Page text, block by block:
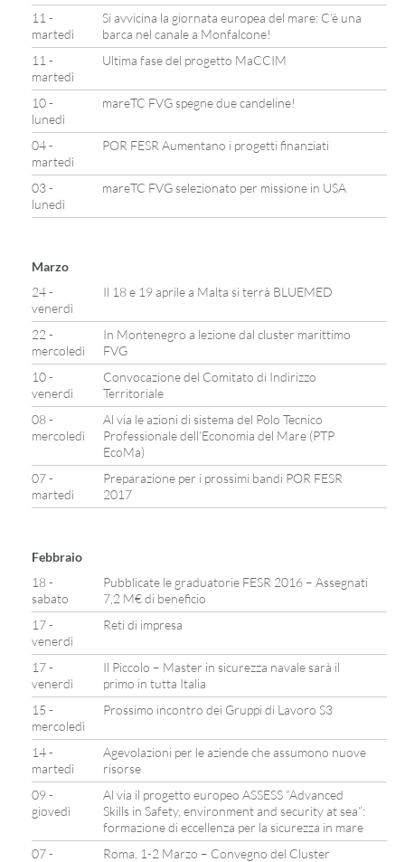
11 -
martedì
Si avvicina la giornata europea del mare: C’è una
barca nel canale a Monfalcone!
11 -
martedì
Ultima fase del progetto MaCCIM
10 -
lunedì
mareTC FVG spegne due candeline!
04 -
martedì
POR FESR Aumentano i progetti finanziati
03 -
lunedì
mareTC FVG selezionato per missione in USA
Marzo
24 -
venerdì
Il 18 e 19 aprile a Malta si terrà BLUEMED
22 -
mercoledì
In Montenegro a lezione dal cluster marittimo
FVG
10 -
venerdì
Convocazione del Comitato di Indirizzo
Territoriale
08 -
mercoledì
Al via le azioni di sistema del Polo Tecnico
Professionale dell’Economia del Mare (PTP
EcoMa)
07 -
martedì
Preparazione per i prossimi bandi POR FESR
2017
Febbraio
18 -
sabato
Pubblicate le graduatorie FESR 2016 – Assegnati
7,2 M€ di beneficio
17 -
venerdì
Reti di impresa
17 -
venerdì
Il Piccolo – Master in sicurezza navale sarà il
primo in tutta Italia
15 -
mercoledì
Prossimo incontro dei Gruppi di Lavoro S3
14 -
martedì
Agevolazioni per le aziende che assumono nuove
risorse
09 -
giovedì
Al via il progetto europeo ASSESS “Advanced
Skills in Safety, environment and security at sea”:
formazione di eccellenza per la sicurezza in mare
07 -
Roma, 1-2 Marzo – Convegno del Cluster